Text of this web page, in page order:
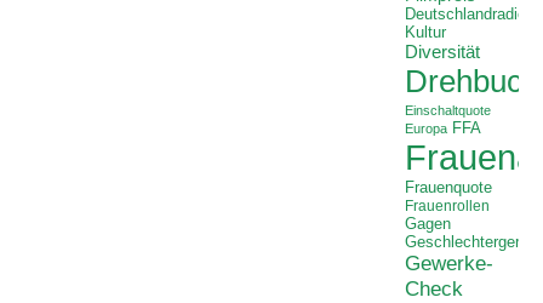
Deutschlandradio
Kultur
Diversität
Drehbuch
Einschaltquote
Europa FFA
Frauenquote
Frauenrollen
Gagen
Gewerke-
Check